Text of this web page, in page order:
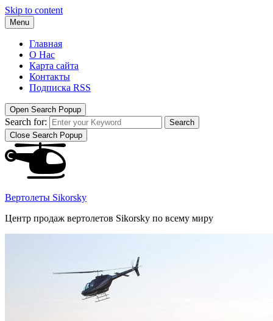
Skip to content
Menu
Главная
О Нас
Карта сайта
Контакты
Подписка RSS
Open Search Popup
Search for:
Search
Close Search Popup
Вертолеты Sikorsky
Центр продаж вертолетов Sikorsky по всему миру